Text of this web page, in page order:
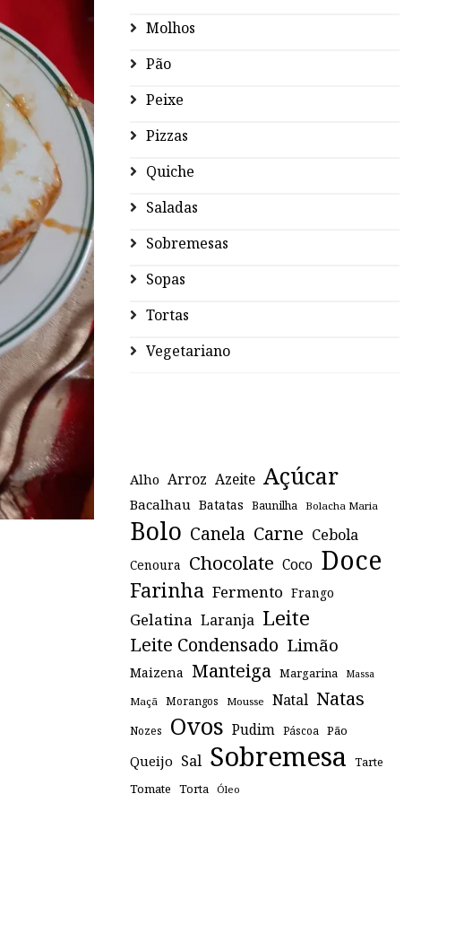
Molhos
Pão
Peixe
Pizzas
Quiche
Saladas
Sobremesas
Sopas
Tortas
Vegetariano
Alho Arroz Azeite Açúcar
Bacalhau Batatas Baunilha Bolacha Maria
Bolo Canela Carne Cebola
Cenoura Chocolate Coco Doce
Farinha Fermento Frango
Gelatina Laranja Leite
Leite Condensado Limão
Maizena Manteiga Margarina Massa
Maçã Morangos Mousse Natal Natas
Nozes Ovos Pudim Páscoa Pão
Queijo Sal Sobremesa Tarte
Tomate Torta Óleo